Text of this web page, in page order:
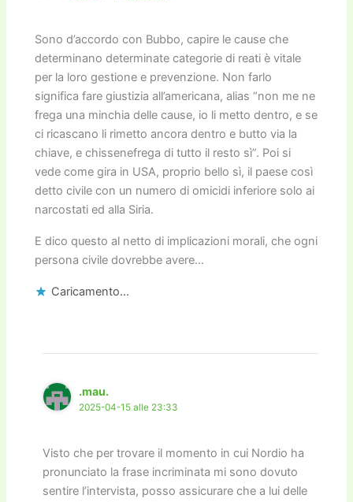
Sono d’accordo con Bubbo, capire le cause che
determinano determinate categorie di reati è vitale
per la loro gestione e prevenzione. Non farlo
significa fare giustizia all’americana, alias “non me ne
frega una minchia delle cause, io li metto dentro, e se
ci ricascano li rimetto ancora dentro e butto via la
chiave, e chissenefrega di tutto il resto sì”. Poi si
vede come gira in USA, proprio bello sì, il paese così
detto civile con un numero di omicidi inferiore solo ai
narcostati ed alla Siria.
E dico questo al netto di implicazioni morali, che ogni
persona civile dovrebbe avere…
Caricamento...
.mau.
2025-04-15 alle 23:33
Visto che per trovare il momento in cui Nordio ha
pronunciato la frase incriminata mi sono dovuto
sentire l’intervista, posso assicurare che a lui delle